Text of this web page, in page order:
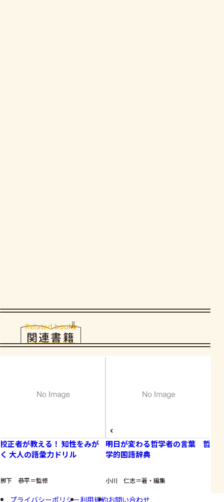
Related books
関連書籍
校正者が教える！ 知性をみが
く 大人の語彙力ドリル
栁下 恭平＝監修
明日が変わる哲学者の言葉 哲
学的国語辞典
小川 仁志＝著・編集
プライバシーポリシー利用規約お問い合わせ